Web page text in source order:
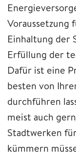
Voraussetzung
Einhaltung der
Erfüllung der
Dafür ist eine
besten von
durchführen
meist auch
Stadtwerken
kümmern